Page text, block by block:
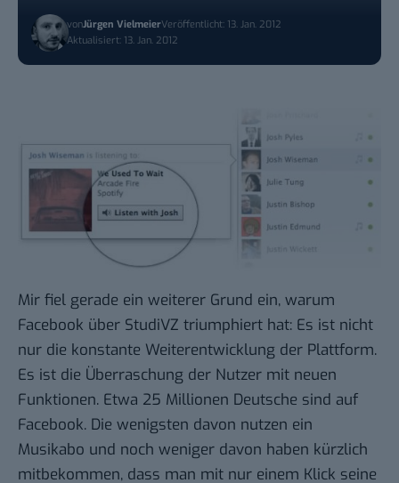
vonJürgen VielmeierVeröffentlicht: 13. Jan. 2012
Aktualisiert: 13. Jan. 2012
Mir fiel gerade ein weiterer Grund ein, warum
Facebook über StudiVZ triumphiert hat: Es ist nicht
nur die konstante Weiterentwicklung der Plattform.
Es ist die Überraschung der Nutzer mit neuen
Funktionen. Etwa 25 Millionen Deutsche sind auf
Facebook. Die wenigsten davon nutzen ein
Musikabo und noch weniger davon haben kürzlich
mitbekommen, dass man mit nur einem Klick seine